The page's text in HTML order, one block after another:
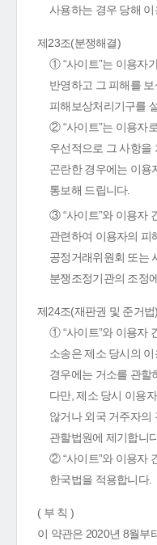
사용하는 경우 당해
제23조(분쟁해결)
① “사이트”는 이용자
반영하고 그 피해를
피해보상처리기구를
② “사이트”는 이용자
우선적으로 그 사항을
곤란한 경우에는 이용
통보해 드립니다.
③ “사이트”와 이용자
관련하여 이용자의 피
공정거래위원회 또는
분쟁조정기관의 조정
제24조(재판권 및 준거법)
① “사이트”와 이용자
소송은 제소 당시의
경우에는 거소를 관할
다만, 제소 당시 이용
않거나 외국 거주자의
관할법원에 제기합니
② “사이트”와 이용자
한국법을 적용합니다.
( 부 칙 )
이 약관은 2020년 8월부